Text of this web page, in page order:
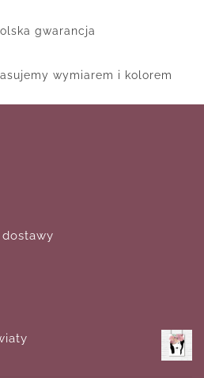
gwarancja
wymiarem i kolorem